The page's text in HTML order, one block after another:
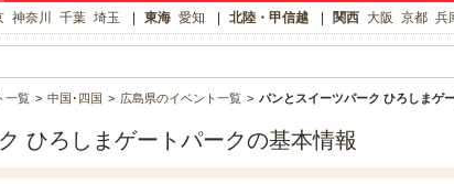
神奈川 千葉 埼玉 東海 愛知 北陸・甲信越 関西 大阪 京都 兵
一覧 中国･四国 広島県のイベント一覧 パンとスイーツパーク ひろしまゲ
ひろしまゲートパークの基本情報